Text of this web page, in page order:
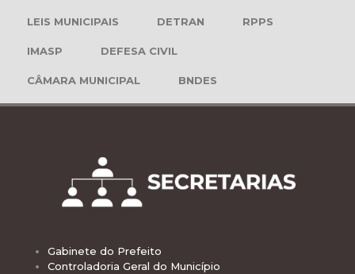
LEIS MUNICIPAIS DETRAN RPPS
IMASP DEFESA CIVIL
CÂMARA MUNICIPAL BNDES
Gabinete do Prefeito
Controladoria Geral do Município